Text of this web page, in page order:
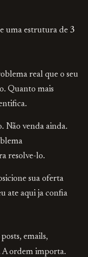
uma estrutura de 3
real que o seu
Quanto mais
Não venda ainda.
resolve-lo.
sua oferta
ate aqui ja confia
emails,
A ordem importa.